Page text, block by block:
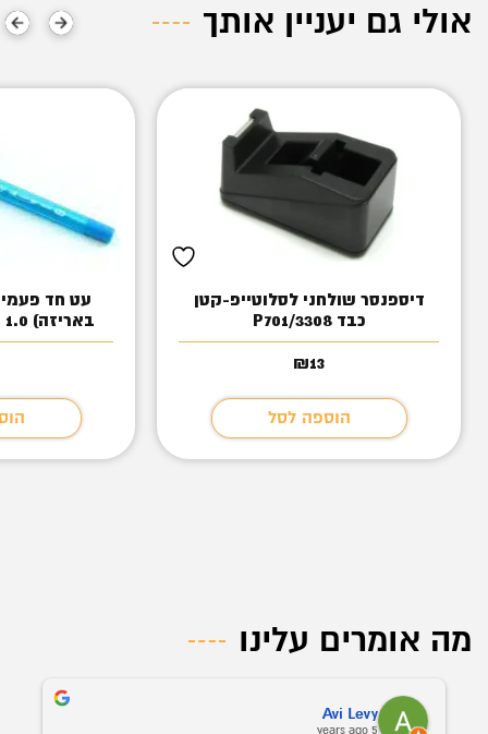
אולי גם יעניין אותך
דיספנסר שולחני לסלוטייפ-קטן
כבד P701/3308
₪13
הוספה לסל
באריזה) TODAY`S LX Grip 1.0
מה אומרים עלינו
Avi Levy
5 years ago